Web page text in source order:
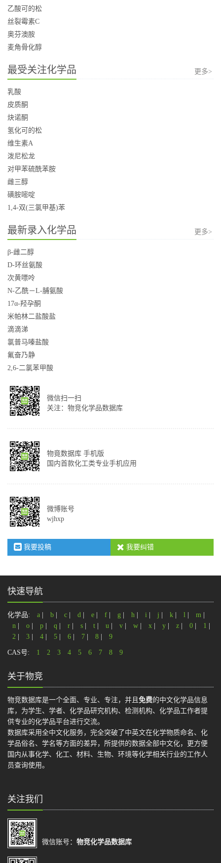
乙酸可的松
丝裂霉素C
奥芬澳胺
麦角骨化醇
最受关注化学品 更多>
乳酸
皮质酮
炔诺酮
氢化可的松
维生素A
泼尼松龙
对甲苯硫酰苯胺
雌三醇
磺胺嘧啶
1,4-双(三氯甲基)苯
最新录入化学品 更多>
β-雌二醇
D-环丝氨酸
次黄嘌呤
N-乙酰－L-脯氨酸
17α-羟孕酮
米帕林二盐酸盐
滴滴涕
氯普马嗪盐酸
氟奋乃静
2,6-二氯苯甲酸
微信扫一扫
关注：物竞化学品数据库
物竟数据库 手机版
国内首款化工类专业手机应用
微博账号
wjhxp
我要投稿 我要纠错
快速导航
化学品: a b c d e f g h i j k l m
n
o p q r s t u v w x y z 0 1
2
3 4 5 6 7 8 9
CAS号: 1 2 3 4 5 6 7 8 9
关于物竞
物竞数据库是一个全面、专业、专注，并且 免费的中文化学品信息
库，为学生、学者、化学品研究机构、检测机构、化学品工作者提
供专业的化学品平台进行交流。
数据库采用全中文化服务，完全突破了中英文在化学物质命名、化
学品俗名、学名等方面的差异，所提供的数据全部中文化，更方便
国内从事化学、化工、材料、生物、环境等化学相关行业的工作人
员查询使用。
关注我们
微信账号： 物竞化学品数据库